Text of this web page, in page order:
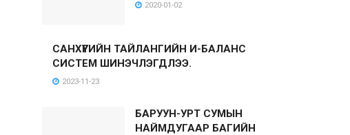
2020-01-02
САНХҮҮГИЙН ТАЙЛАНГИЙН И-БАЛАНС
СИСТЕМ ШИНЭЧЛЭГДЛЭЭ.
2023-11-23
БАРУУН-УРТ СУМЫН
НАЙМДУГААР БАГИЙН